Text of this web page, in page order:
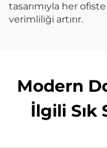
tasarımıyla her
verimliliği artırır.
Modern
İlgili Sık